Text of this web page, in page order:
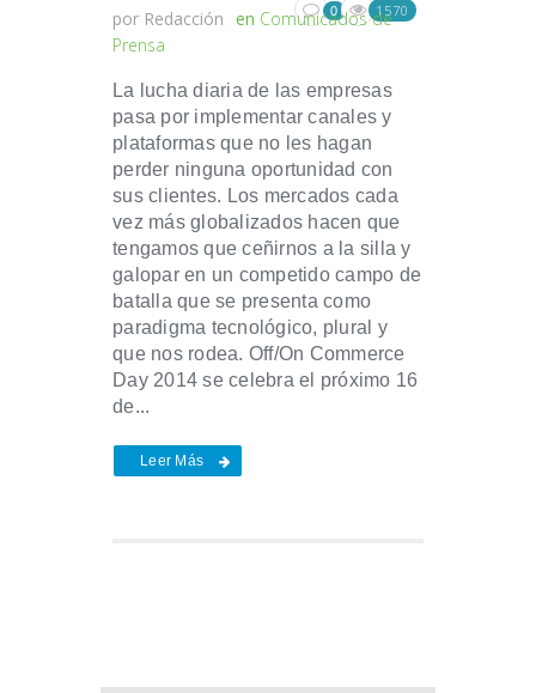
por Redacción en Comunicados de
Prensa
0 1570
La lucha diaria de las empresas
pasa por implementar canales y
plataformas que no les hagan
perder ninguna oportunidad con
sus clientes. Los mercados cada
vez más globalizados hacen que
tengamos que ceñirnos a la silla y
galopar en un competido campo de
batalla que se presenta como
paradigma tecnológico, plural y
que nos rodea. Off/On Commerce
Day 2014 se celebra el próximo 16
de...
Leer Más